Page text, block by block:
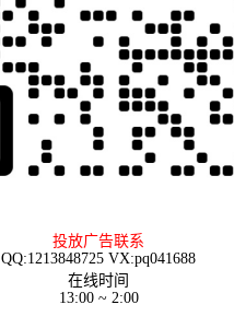
投放广告联系
QQ:1213848725 VX:pq041688
在线时间
13:00 ~ 2:00